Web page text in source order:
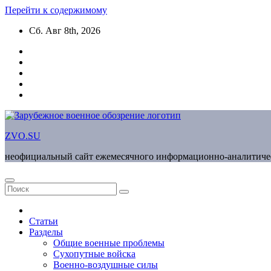
Перейти к содержимому
Сб. Авг 8th, 2026
ZVO.SU
неофициальный сайт ежемесячного информационно-
Статьи
Разделы
Общие военные проблемы
Сухопутные войска
Военно-воздушные силы